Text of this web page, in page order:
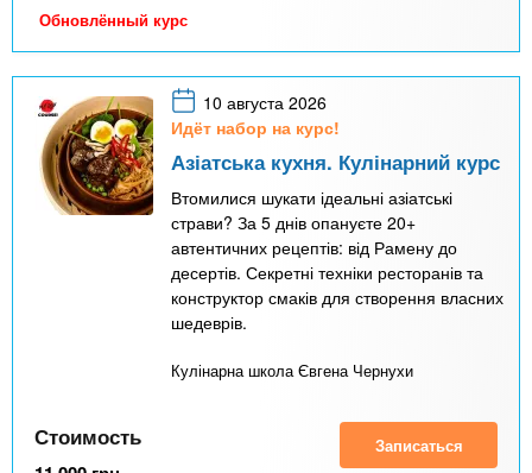
Обновлённый курс
10 августа 2026
Идёт набор на курс!
Азіатська кухня. Кулінарний курс
Втомилися шукати ідеальні азіатські
страви? За 5 днів опануєте 20+
автентичних рецептів: від Рамену до
десертів. Секретні техніки ресторанів та
конструктор смаків для створення власних
шедеврів.
Кулінарна школа Євгена Чернухи
Стоимость Записаться